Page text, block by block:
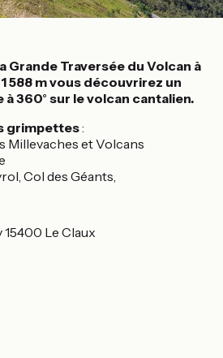
Grande Traversée du Volcan à
1 588 m vous découvrirez un
à 360° sur le volcan cantalien.
grimpettes:
Millevaches et Volcans
Col des Géants,
15400 Le Claux